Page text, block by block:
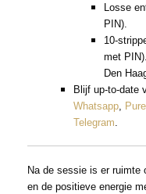
Losse
PIN).
10-
met
Den
Blijf up-to-date
Whatsapp,
Telegram
Na de sessie is er ruimte
en de positieve energie